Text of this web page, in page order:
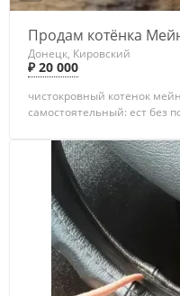
Продам котёнка
Донецк, Кировский
₽ 20 000
чистокровный котенок
самостоятельный: ест без